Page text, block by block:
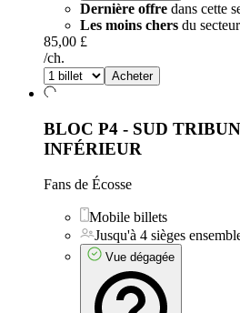
Dernière offre dans cette
Les moins chers du
85,00 £
/ch.
Acheter
BLOC P4 - SUD
INFÉRIEUR
Fans de Écosse
Mobile billets
Jusqu'à 4 sièges
Vue dégagée